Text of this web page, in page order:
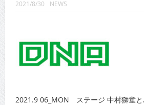
2021/8/30 NEWS
2021.9 06_MON ステージ 中村獅童と